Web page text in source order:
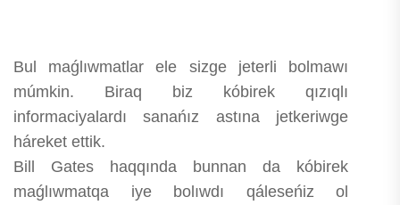
Bul maǵlıwmatlar ele sizge jeterli bolmawı
múmkin. Biraq biz kóbirek qızıqlı
informaciyalardı sanańız astına jetkeriwge
háreket ettik.
Bill Gates haqqında bunnan da kóbirek
maǵlıwmatqa iye bolıwdı qáleseńiz ol